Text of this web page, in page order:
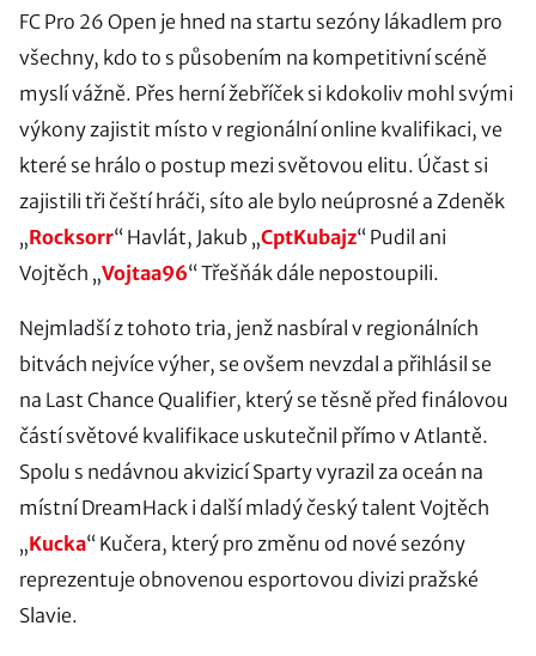
FC Pro 26 Open je hned na startu sezóny lákadlem pro
všechny, kdo to s působením na kompetitivní scéně
myslí vážně. Přes herní žebříček si kdokoliv mohl svými
výkony zajistit místo v regionální online kvalifikaci, ve
které se hrálo o postup mezi světovou elitu. Účast si
zajistili tři čeští hráči, síto ale bylo neúprosné a Zdeněk
„Rocksorr“ Havlát, Jakub „CptKubajz“ Pudil ani
Vojtěch „Vojtaa96“ Třešňák dále nepostoupili.
Nejmladší z tohoto tria, jenž nasbíral v regionálních
bitvách nejvíce výher, se ovšem nevzdal a přihlásil se
na Last Chance Qualifier, který se těsně před finálovou
částí světové kvalifikace uskutečnil přímo v Atlantě.
Spolu s nedávnou akvizicí Sparty vyrazil za oceán na
místní DreamHack i další mladý český talent Vojtěch
„Kucka“ Kučera, který pro změnu od nové sezóny
reprezentuje obnovenou esportovou divizi pražské
Slavie.